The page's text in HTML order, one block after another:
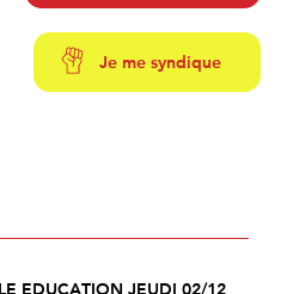
Je me syndique
EDUCATION JEUDI 02/12